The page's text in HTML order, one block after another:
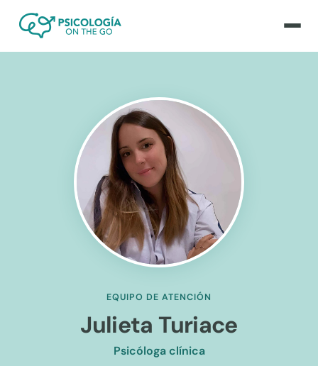
EQUIPO DE ATENCIÓN
Julieta Turiace
Psicóloga clínica